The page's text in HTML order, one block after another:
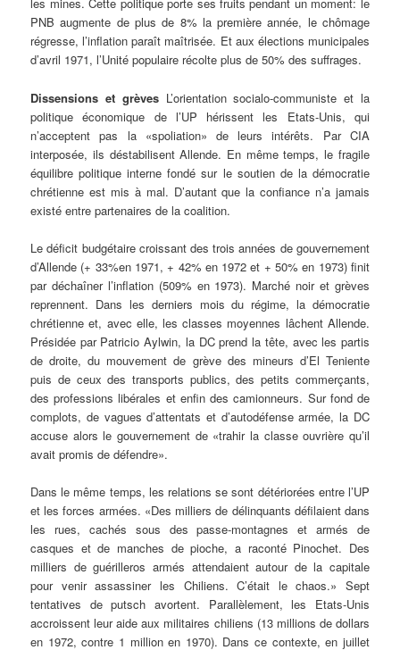
les mines. Cette politique porte ses fruits pendant un moment: le
PNB augmente de plus de 8% la première année, le chômage
régresse, l’inflation paraît maîtrisée. Et aux élections municipales
d’avril 1971, l’Unité populaire récolte plus de 50% des suffrages.
Dissensions et grèvesL’orientation socialo-communiste et la
politique économique de l’UP hérissent les Etats-Unis, qui
n’acceptent pas la «spoliation» de leurs intérêts. Par CIA
interposée, ils déstabilisent Allende. En même temps, le fragile
équilibre politique interne fondé sur le soutien de la démocratie
chrétienne est mis à mal. D’autant que la confiance n’a jamais
existé entre partenaires de la coalition.
Le déficit budgétaire croissant des trois années de gouvernement
d’Allende (+ 33%en 1971, + 42% en 1972 et + 50% en 1973) finit
par déchaîner l’inflation (509% en 1973). Marché noir et grèves
reprennent. Dans les derniers mois du régime, la démocratie
chrétienne et, avec elle, les classes moyennes lâchent Allende.
Présidée par Patricio Aylwin, la DC prend la tête, avec les partis
de droite, du mouvement de grève des mineurs d’El Teniente
puis de ceux des transports publics, des petits commerçants,
des professions libérales et enfin des camionneurs. Sur fond de
complots, de vagues d’attentats et d’autodéfense armée, la DC
accuse alors le gouvernement de «trahir la classe ouvrière qu’il
avait promis de défendre».
Dans le même temps, les relations se sont détériorées entre l’UP
et les forces armées. «Des milliers de délinquants défilaient dans
les rues, cachés sous des passe-montagnes et armés de
casques et de manches de pioche, a raconté Pinochet. Des
milliers de guérilleros armés attendaient autour de la capitale
pour venir assassiner les Chiliens. C’était le chaos.» Sept
tentatives de putsch avortent. Parallèlement, les Etats-Unis
accroissent leur aide aux militaires chiliens (13 millions de dollars
en 1972, contre 1 million en 1970). Dans ce contexte, en juillet